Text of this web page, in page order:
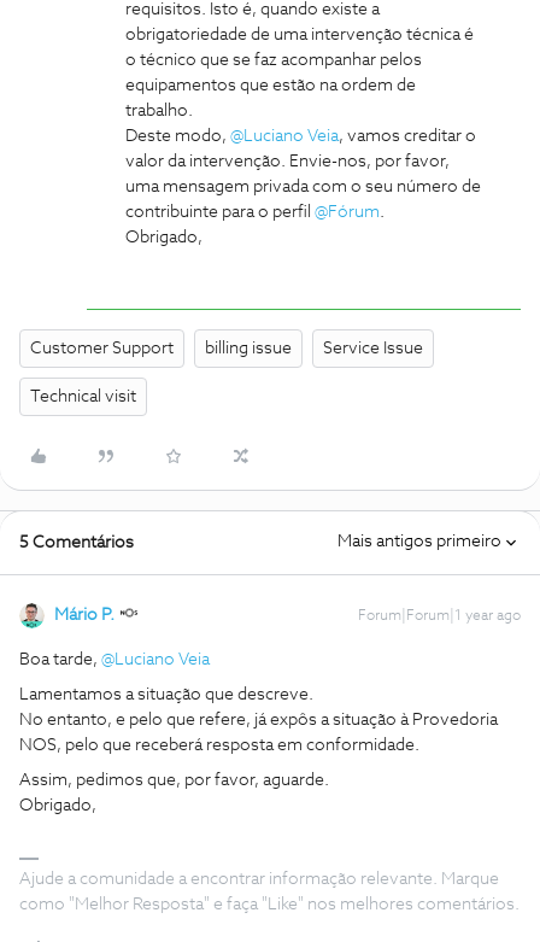
requisitos. Isto é, quando existe a
obrigatoriedade de uma intervenção técnica é
o técnico que se faz acompanhar pelos
equipamentos que estão na ordem de
trabalho.
Deste modo, ​ @Luciano Veia, vamos creditar o
valor da intervenção. Envie-nos, por favor,
uma mensagem privada com o seu número de
contribuinte para o perfil ​ @Fórum.
Obrigado,
Customer Support billing issue Service Issue
Technical visit
5 Comentários Mais antigos primeiro
Mário P. Forum|Forum|1 year ago
Boa tarde, ​ @Luciano Veia
Lamentamos a situação que descreve.
No entanto, e pelo que refere, já expôs a situação à Provedoria
NOS, pelo que receberá resposta em conformidade.
Assim, pedimos que, por favor, aguarde.
Obrigado,
Ajude a comunidade a encontrar informação relevante. Marque
como "Melhor Resposta" e faça "Like" nos melhores comentários.